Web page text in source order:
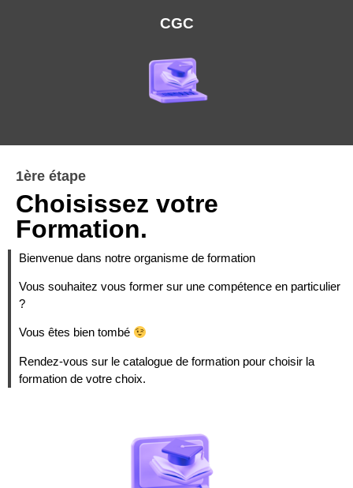
CGC
1ère étape
Choisissez votre
Formation.
Bienvenue dans notre organisme de formation
Vous souhaitez vous former sur une compétence en particulier
?
Vous êtes bien tombé
Rendez-vous sur le catalogue de formation pour choisir la
formation de votre choix.